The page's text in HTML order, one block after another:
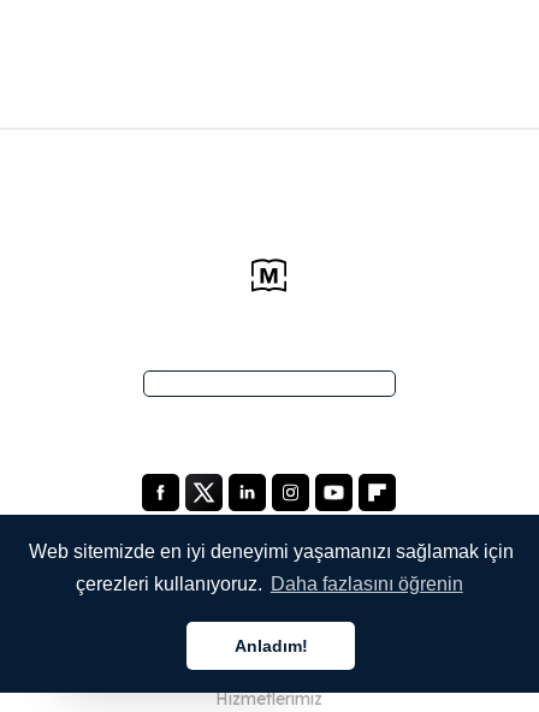
Web sitemizde en iyi deneyimi yaşamanızı sağlamak için
çerezleri kullanıyoruz. Daha fazlasını öğrenin
Anladım!
Hakkımızda
Hizmetlerimiz
Türkçe